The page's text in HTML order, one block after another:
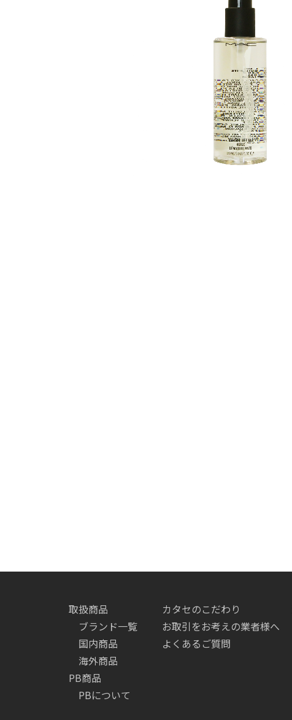
取扱商品
ブランド一覧
国内商品
海外商品
PB商品
PBについて
カタセのこだわり
お取引をお考えの業者様へ
よくあるご質問